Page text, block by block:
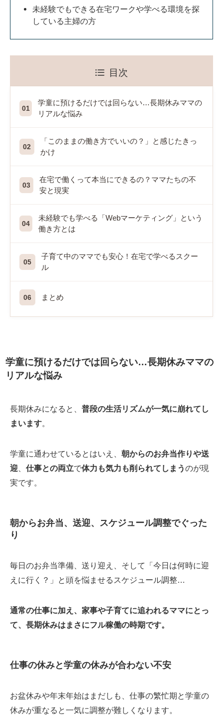
未経験でもできる在宅ワークや学べる環境を探
している主婦の方
目次
学童に預けるだけでは回らない…長期休みママの
リアルな悩み
「このままの働き方でいいの？」と感じたきっ
かけ
在宅で働くって本当にできるの？ママたちの不
安と現実
未経験でも学べる「Webマーケティング」という
働き方とは
子育て中のママでも安心！在宅で学べるスクー
ル
まとめ
学童に預けるだけでは回らない…長期休みママの
リアルな悩み
長期休みになると、 普段の生活リズムが一気に崩れてし
まいます。
学童に通わせているとはいえ、 朝からのお弁当作りや送
迎
仕事との両立で体力も気力も削られてしまうのが現
実です。
朝からお弁当、送迎、スケジュール調整でぐった
り
毎日のお弁当準備、送り迎え、そして「今日は何時に迎
えに行く？」と頭を悩ませるスケジュール調整…
通常の仕事に加え、家事や子育てに追われるママにとっ
て、長期休みはまさにフル稼働の時期です。
仕事の休みと学童の休みが合わない不安
お盆休みや年末年始はまだしも、仕事の繁忙期と学童の
休みが重なると一気に調整が難しくなります。